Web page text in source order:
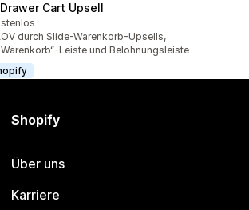
Cart Upsell
insgesamt
durch Slide-Warenkorb-Upsells,
Leiste und Belohnungsleiste
Shopify
Über uns
Karriere